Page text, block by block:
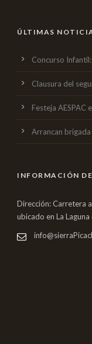
ÚLTIMAS
Concurso
Clausura del
Festeja AESPAC
Arrancan
INFORMACIÓN
Dirección: Carretera
ubicado en La Laguna